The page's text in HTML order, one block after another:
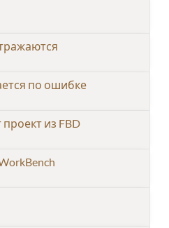
по ошибке
из FBD